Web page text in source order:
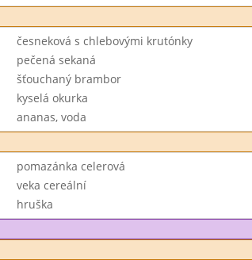
česneková s chlebovými krutónky
pečená sekaná
šťouchaný brambor
kyselá okurka
ananas, voda
pomazánka celerová
veka cereální
hruška